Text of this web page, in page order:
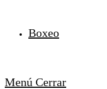
Boxeo
Menú Cerrar